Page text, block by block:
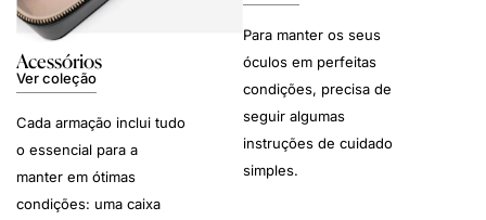
Acessórios
Ver coleção
Cada armação inclui tudo
o essencial para a
manter em ótimas
condições: uma caixa
Para manter os seus
óculos em perfeitas
condições, precisa de
seguir algumas
instruções de cuidado
simples.